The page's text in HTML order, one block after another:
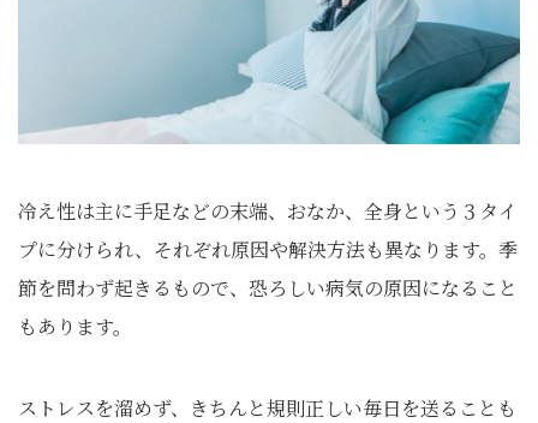
冷え性は主に手足などの末端、おなか、全身という３タイ
プに分けられ、それぞれ原因や解決方法も異なります。季
節を問わず起きるもので、恐ろしい病気の原因になること
もあります。
ストレスを溜めず、きちんと規則正しい毎日を送ることも